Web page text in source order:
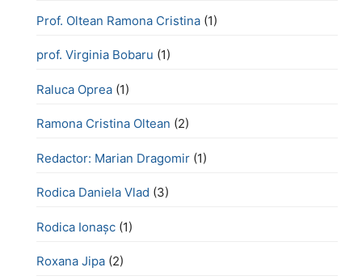
Prof. Oltean Ramona Cristina (1)
prof. Virginia Bobaru (1)
Raluca Oprea (1)
Ramona Cristina Oltean (2)
Redactor: Marian Dragomir (1)
Rodica Daniela Vlad (3)
Rodica Ionașc (1)
Roxana Jipa (2)